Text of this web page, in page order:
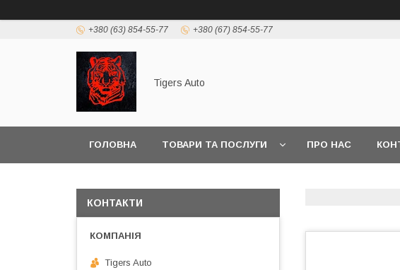
+380 (63) 854-55-77 +380 (67) 854-55-77
Tigers Auto
ГОЛОВНА ТОВАРИ ТА ПОСЛУГИ ПРО НАС
КОНТАКТИ
Tigers Auto